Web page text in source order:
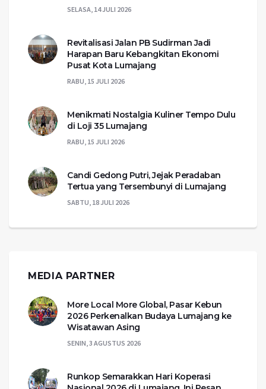
SELASA, 14 JULI 2026
Revitalisasi Jalan PB Sudirman Jadi
Harapan Baru Kebangkitan Ekonomi
Pusat Kota Lumajang
RABU, 15 JULI 2026
Menikmati Nostalgia Kuliner Tempo Dulu
di Loji 35 Lumajang
RABU, 15 JULI 2026
Candi Gedong Putri, Jejak Peradaban
Tertua yang Tersembunyi di Lumajang
SABTU, 18 JULI 2026
MEDIA PARTNER
More Local More Global, Pasar Kebun
2026 Perkenalkan Budaya Lumajang ke
Wisatawan Asing
SENIN, 3 AGUSTUS 2026
Runkop Semarakkan Hari Koperasi